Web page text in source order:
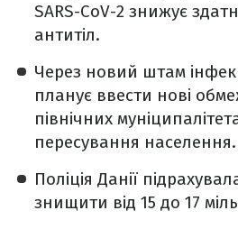
SARS-CoV-2 знижує
антитіл.
Через новий штам
планує ввести нові
північних
пересування населення.
Поліція Данії
знищити від 15 до 17